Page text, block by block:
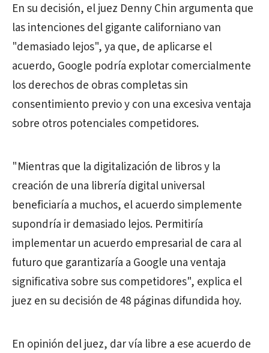
En su decisión, el juez Denny Chin argumenta que
las intenciones del gigante californiano van
"demasiado lejos", ya que, de aplicarse el
acuerdo, Google podría explotar comercialmente
los derechos de obras completas sin
consentimiento previo y con una excesiva ventaja
sobre otros potenciales competidores.
"Mientras que la digitalización de libros y la
creación de una librería digital universal
beneficiaría a muchos, el acuerdo simplemente
supondría ir demasiado lejos. Permitiría
implementar un acuerdo empresarial de cara al
futuro que garantizaría a Google una ventaja
significativa sobre sus competidores", explica el
juez en su decisión de 48 páginas difundida hoy.
En opinión del juez, dar vía libre a ese acuerdo de